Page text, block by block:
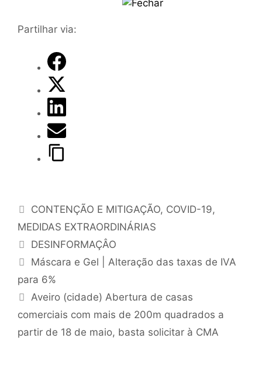
Partilhar via:
CONTENÇÃO E MITIGAÇÃO, COVID-19,
MEDIDAS EXTRAORDINÁRIAS
DESINFORMAÇÂO
Máscara e Gel | Alteração das taxas de IVA
para 6%
Aveiro (cidade) Abertura de casas
comerciais com mais de 200m quadrados a
partir de 18 de maio, basta solicitar à CMA